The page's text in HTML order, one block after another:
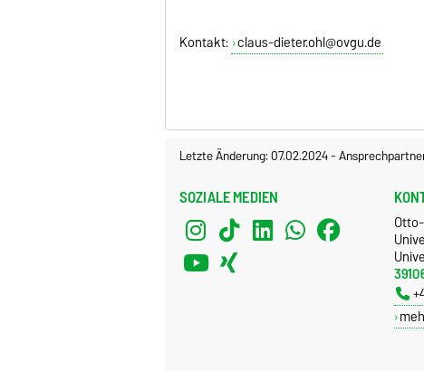
Kontakt: claus-dieter.ohl@ovgu.de
Letzte Änderung: 07.02.2024-
SOZIALE MEDIEN